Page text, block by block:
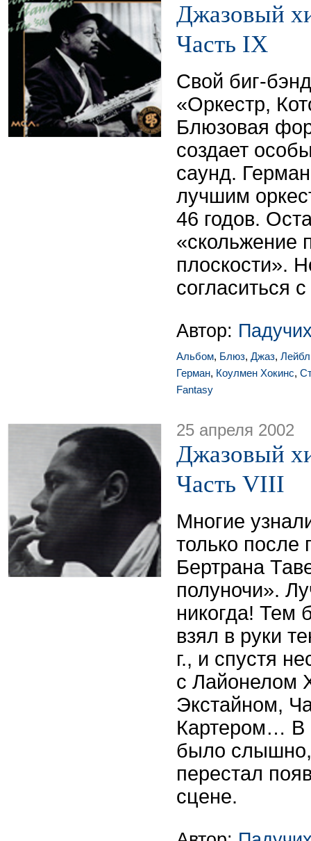
Джазовый
Часть IX
Свой биг-
«Оркестр,
Блюзовая
создает
саунд.
лучшим
46 годов.
«скольжение
плоскости».
согласиться
Автор:
Альбом, Блюз, Джаз, Лейбл
Герман, Коулмен Хокинс,
Fantasy
25 апреля 2002
Джазовый
Часть VIII
Многие
только
Бертрана
полуночи».
никогда! Тем
взял в руки
г., и спустя
с Лайонелом
Экстайном,
Картером… В
было слышно,
перестал
сцене.